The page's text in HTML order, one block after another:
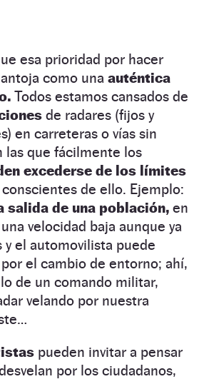
esa prioridad por hacer
como una auténtica
Todos estamos cansados de
de radares (fijos y
en carreteras o vías sin
las que fácilmente los
excederse de los límites
de ello. Ejemplo:
salida de una población, en
velocidad baja aunque ya
y el automovilista puede
el cambio de entorno; ahí,
de un comando militar,
velando por nuestra
pueden invitar a pensar
por los ciudadanos,